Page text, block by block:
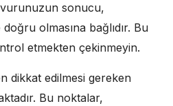
sonucu,
olmasına bağlıdır. Bu
etmekten çekinmeyin.
dikkat edilmesi gereken
Bu noktalar,